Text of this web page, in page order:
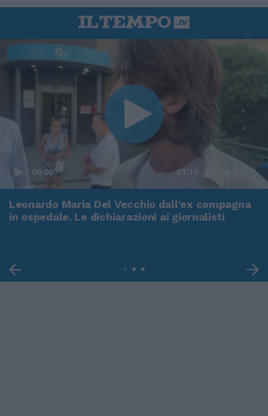
00:00 01:16
Leonardo Maria Del Vecchio dall'ex compagna
in ospedale. Le dichiarazioni ai giornalisti